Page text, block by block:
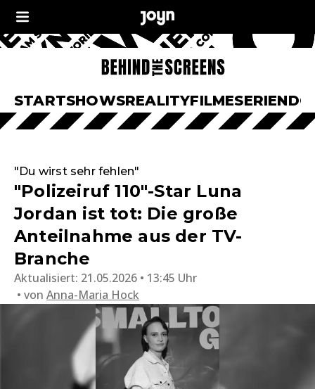
STARTSHOWSREALITYFILMESERIEN
"Du wirst sehr fehlen"
"Polizeiruf 110"-Star Luna
Jordan ist tot: Die große
Anteilnahme aus der TV-
Branche
Aktualisiert: 21.05.2026 • 13:45 Uhr
von Anna-Maria Hock